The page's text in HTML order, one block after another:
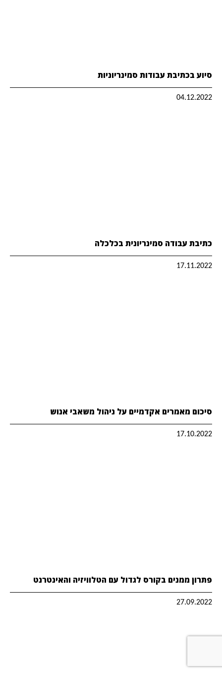
סיוע בכתיבת עבודות סמינריוניות
04.12.2022
כתיבת עבודה סמינריונית בכלכלה
17.11.2022
סיכום מאמרים אקדמיים על ניהול משאבי אנוש
17.10.2022
פתרון ממנים בקורס לגדול עם הטלוויזיה והאינטרנט
27.09.2022